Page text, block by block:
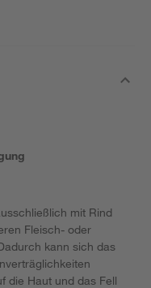
mit Rind
Fleisch- oder
kann sich das
die Haut und das Fell